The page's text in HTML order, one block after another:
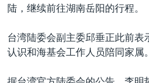
陆，继续前往湖南岳阳的行程。
台湾陆委会副主委邱垂正此前表
认识和海基会工作人员陪同家属。